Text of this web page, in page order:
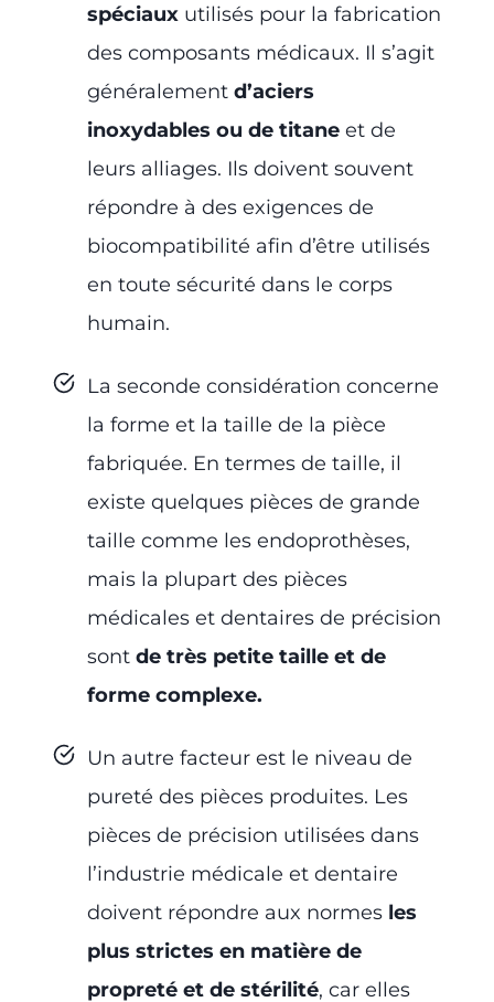
spéciaux utilisés pour la fabrication
des composants médicaux. Il s’agit
généralement d’aciers
inoxydables ou de titane et de
leurs alliages. Ils doivent souvent
répondre à des exigences de
biocompatibilité afin d’être utilisés
en toute sécurité dans le corps
humain.
La seconde considération concerne
la forme et la taille de la pièce
fabriquée. En termes de taille, il
existe quelques pièces de grande
taille comme les endoprothèses,
mais la plupart des pièces
médicales et dentaires de précision
sont de très petite taille et de
forme complexe.
Un autre facteur est le niveau de
pureté des pièces produites. Les
pièces de précision utilisées dans
l’industrie médicale et dentaire
doivent répondre aux normes les
plus strictes en matière de
propreté et de stérilité, car elles